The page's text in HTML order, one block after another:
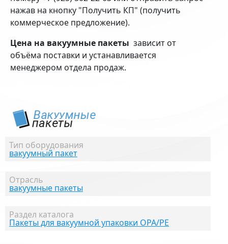
Тип оборудования
вакуумный пакет
Отрасль
вакуумные пакеты
Раздел каталога
Пакеты для вакуумной упаковки OPA/PE
нажав на кнопку "Получить КП" (получить
коммерческое предложение).
Цена на вакуумные пакеты зависит от
объёма поставки и устанавливается
менеджером отдела продаж.